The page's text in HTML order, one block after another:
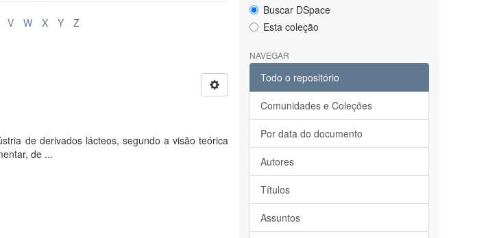
V W X Y Z
de derivados lácteos, segundo a visão teórica
de ...
Buscar DSpace
Esta coleção
NAVEGAR
Todo o repositório
Comunidades e Coleções
Por data do documento
Autores
Títulos
Assuntos